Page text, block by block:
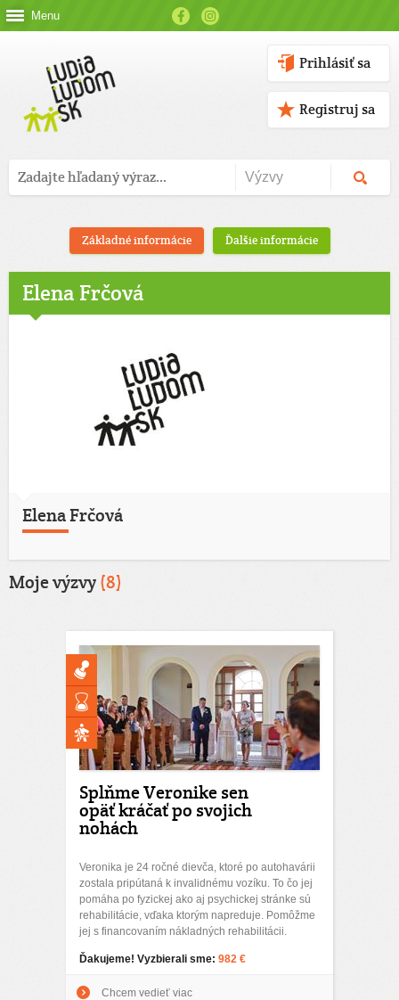
Menu
Prihlásiť sa
Registruj sa
Základné informácie Ďalšie informácie
Elena Frčová
Elena Frčová
Moje výzvy(8)
Splňme Veronike sen
opäť kráčať po svojich
nohách
Veronika je 24 ročné dievča, ktoré po autohavárii
zostala pripútaná k invalidnému vozíku. To čo jej
pomáha po fyzickej ako aj psychickej stránke sú
rehabilitácie, vďaka ktorým napreduje. Pomôžme
jej s financovaním nákladných rehabilitácii.
Ďakujeme! Vyzbierali sme: 982 €
Chcem vedieť viac